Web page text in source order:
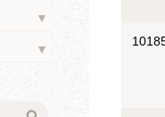
▼
▼